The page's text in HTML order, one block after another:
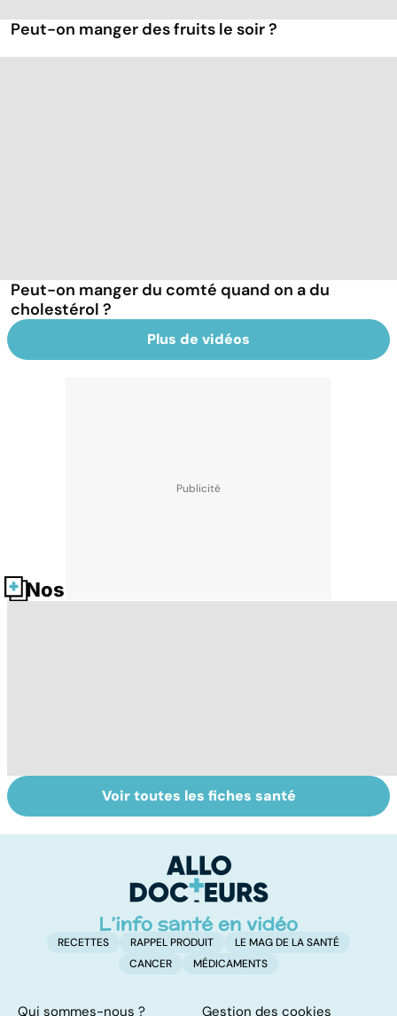
Peut-on manger des fruits le soir ?
Peut-on manger du comté quand on a du
cholestérol ?
Plus de vidéos
Nos fiches santé
Le magnésium,
un oligo-élément
Intestin irritable :
le régime
solution ?
Voir toutes les fiches santé
RECETTES RAPPEL PRODUIT
LE MAG DE LA SANTÉ
CANCER
MÉDICAMENTS
Qui sommes-nous ? Gestion des cookies